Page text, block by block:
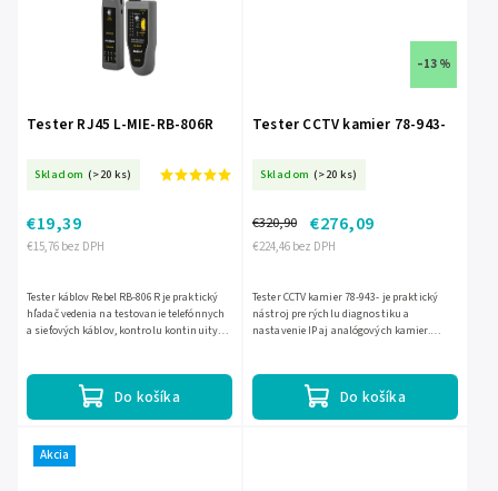
Tester RJ45 L-MIE-RB-806R
Skladom (>20 ks)
€15,76 bez DPH
€19,39
Do košíka
Tester káblov Rebel RB-806R je praktický
hľadač vedenia na testovanie telefónnych
a sieťových káblov, kontrolu kontinuity
–13 %
Tester CCTV kamier 78-943-
Skladom (>20 ks)
€224,46 bez DPH
€320,90 €276,09
Do košíka
Tester CCTV kamier 78-943- je praktický
nástroj pre rýchlu diagnostiku a
nastavenie IP aj analógových kamier.
Akcia